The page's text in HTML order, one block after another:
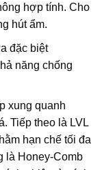
hợp tính. Cho
hút ẩm.
đặc biệt
năng chống
xung quanh
Tiếp theo là LVL
hạn chế tối đa
là Honey-Comb